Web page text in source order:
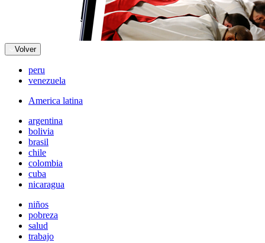
Volver
peru
venezuela
America latina
argentina
bolivia
brasil
chile
colombia
cuba
nicaragua
niños
pobreza
salud
trabajo